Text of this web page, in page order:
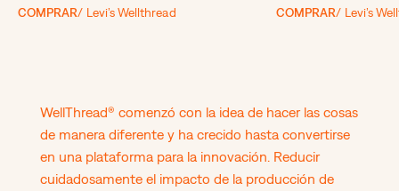
COMPRAR/ Levi’s Wellthread COMPRAR/ Levi’s
WellThread® comenzó con la idea de hacer las cosas
de manera diferente y ha crecido hasta convertirse
en una plataforma para la innovación. Reducir
cuidadosamente el impacto de la producción de